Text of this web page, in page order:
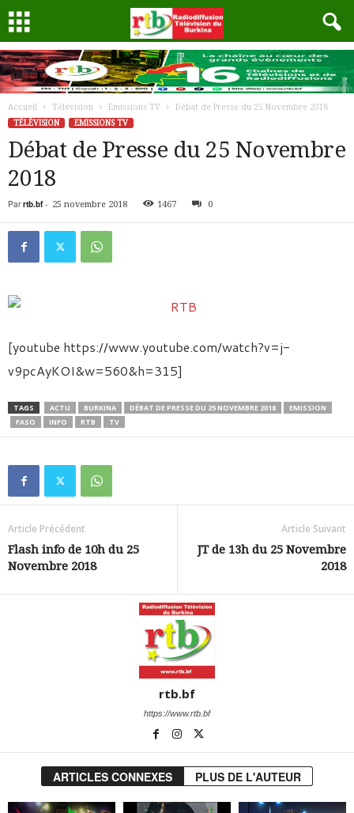
Accueil Télévision Emissions TV
Débat de Presse du 25 Novembre 2018
TÉLÉVISION
EMISSIONS TV
Débat de Presse du 25 Novembre
2018
Par rtb.bf- 25 novembre 2018 1467 0
[youtube https://www.youtube.com/watch?v=j-
v9pcAyKOI&w=560&h=315]
TAGS ACTU BURKINA DÉBAT DE PRESSE DU 25 NOVEMBRE 2018
EMISSION
FASO
INFO RTB TV
Article Précédent
Flash info de 10h du 25
Novembre 2018
Article Suivant
JT de 13h du 25 Novembre
2018
rtb.bf
https://www.rtb.bf
ARTICLES CONNEXES PLUS DE L'AUTEUR